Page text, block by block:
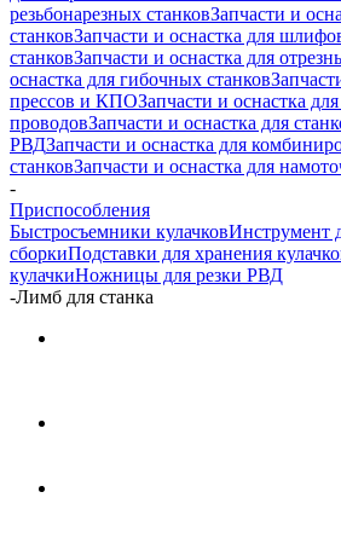
резьбонарезных станковЗапчасти и
станковЗапчасти и оснастка для
станковЗапчасти и оснастка для
оснастка для гибочных станков
прессов и КПОЗапчасти и оснастка
проводовЗапчасти и оснастка для
РВДЗапчасти и оснастка для
станковЗапчасти и оснастка для
-
Приспособления
Быстросъемники кулачковИнструмент
сборкиПодставки для хранения
кулачкиНожницы для резки РВД
-Лимб для станка